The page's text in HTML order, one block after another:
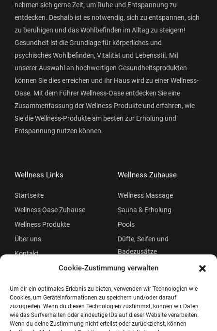
Cookie-Zustimmung verwalten
Um dir ein optimales Erlebnis zu bieten, verwenden wir Technologien wie
Cookies, um Geräteinformationen zu speichern und/oder darauf
zuzugreifen. Wenn du diesen Technologien zustimmst, können wir Daten
wie das Surfverhalten oder eindeutige IDs auf dieser Website verarbeiten.
Wenn du deine Zustimmung nicht erteilst oder zurückziehst, können
nehmen sich gerne Zeit, um Ruhe und Entspannung zu
entdecken. Deshalb ist es notwendig, sich zu entspannen, sich
zu beruhigen und das Wohlbefinden im Alltag zu steigern!
Gesundheit ist die Grundlage für körperliches und
psychisches Wohlbefinden, Vitalität und Lebensstil. Mit
unserer Auswahl an hochwertigen Gesundheitsprodukten
können Sie dies erreichen und Ihr Haus wird zu einer Wellness-
Oase. Mit dem Führer Wellness-Oase entdecken Sie eine
Zusammenfassung der Wellness-Produkte und erfahren, wie
Sie die Wellness-Produkte am besten zur Erholung und
Entspannung nutzen können.
Wellness Links
Startseite
Wellness Oase Zuhause
Wellness Produkte
Über uns
Kontakt
Wellness Zuhause
Wellness Massage
Sauna & Erholung
Pools
Düfte, Seifen und
Badezusätze
Beauty